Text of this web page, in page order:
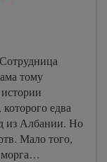
тому
едва
из Албании. Но
Мало того,
морга…